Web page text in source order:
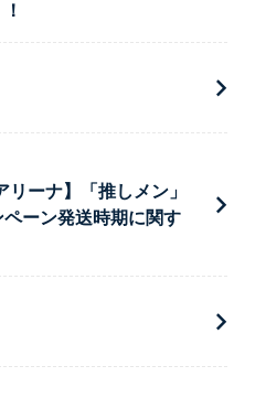
リーナ】「推しメン」
ーン発送時期に関す